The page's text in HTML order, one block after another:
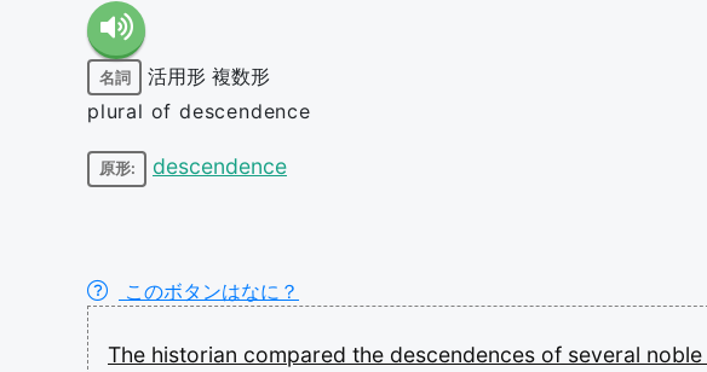
名詞 活用形 複数形
plural of descendence
原形: descendence
このボタンはなに？
The historian compared the descendences of several noble